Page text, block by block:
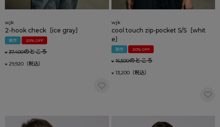
wjk
2-hook check［ice gray］
新作 20% OFF
¥ 37,400のところ
¥ 29,920
wjk
cool touch zip-pocket S/S［whit
e］
新作 20% OFF
¥ 16,500のところ
¥ 13,200